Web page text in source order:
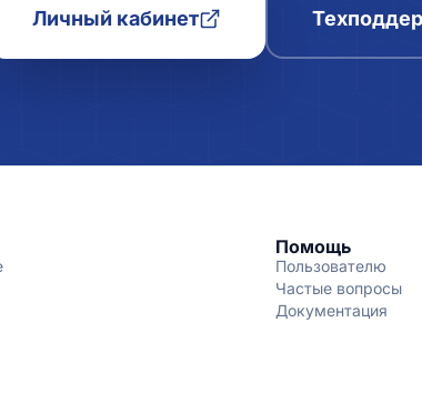
Личный кабинет
Помощь
Пользователю
Частые вопросы
Документация